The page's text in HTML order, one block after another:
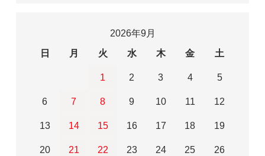
2026年9月
日
月 火 水 木 金 土
1 2 3 4 5
6 7 8 9 10 11 12
13 14 15 16 17 18 19
20 21 22 23 24 25 26